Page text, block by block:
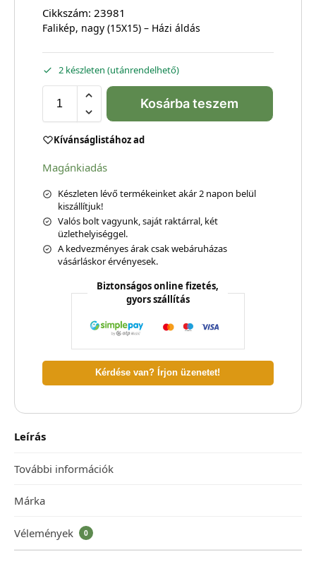
Cikkszám: 23981
Falikép, nagy (15X15) – Házi áldás
2 készleten (utánrendelhető)
Kosárba teszem
Kívánságlistához ad
Magánkiadás
Készleten lévő termékeinket akár 2 napon belül
kiszállítjuk!
Valós bolt vagyunk, saját raktárral, két
üzlethelyiséggel.
A kedvezményes árak csak webáruházas
vásárláskor érvényesek.
Biztonságos online fizetés,
gyors szállítás
Kérdése van? Írjon üzenetet!
Leírás
További információk
Márka
Vélemények 0